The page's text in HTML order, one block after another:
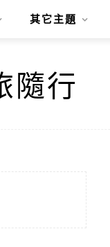
其它主題